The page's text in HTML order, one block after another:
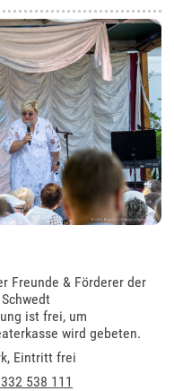
Freunde & Förderer der
ist frei, um
wird gebeten.
Eintritt frei
538 111